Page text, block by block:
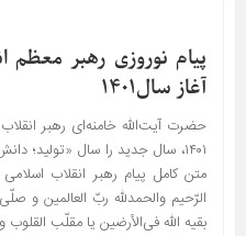
پیام نوروزی رهبر معظم
آغاز سال۱۴۰۱
حضرت آیت‌الله خامنه‌ای رهبر
۱۴۰۱، سال جدید را سال «تولید؛
متن کامل پیام رهبر انقلاب
الرّحیم والحمدلله ربّ العالمین و
بقیه الله فی‌الأرضین یا مقلّب القلوب